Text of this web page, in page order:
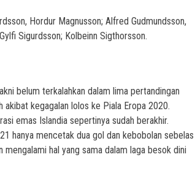
Hordur Magnusson; Alfred Gudmundsson,
Sigurdsson; Kolbeinn Sigthorsson.
belum terkalahkan dalam lima pertandingan
akibat kegagalan lolos ke Piala Eropa 2020.
emas Islandia sepertinya sudah berakhir.
hanya mencetak dua gol dan kebobolan sebelas
hal yang sama dalam laga besok dini